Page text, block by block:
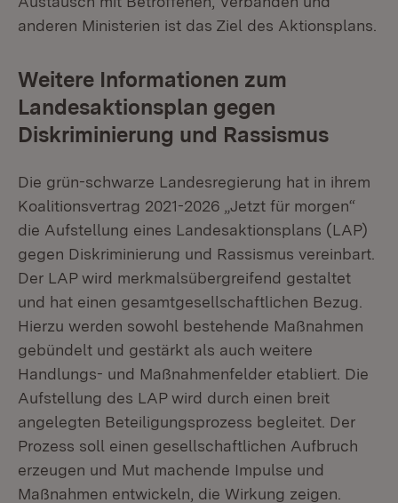
anderen Ministerien ist das Ziel des Aktionsplans.
Weitere Informationen zum
Landesaktionsplan gegen
Diskriminierung und Rassismus
Die grün-schwarze Landesregierung hat in ihrem
Koalitionsvertrag 2021-2026 „Jetzt für morgen“
die Aufstellung eines Landesaktionsplans (LAP)
gegen Diskriminierung und Rassismus vereinbart.
Der LAP wird merkmalsübergreifend gestaltet
und hat einen gesamtgesellschaftlichen Bezug.
Hierzu werden sowohl bestehende Maßnahmen
gebündelt und gestärkt als auch weitere
Handlungs- und Maßnahmenfelder etabliert. Die
Aufstellung des LAP wird durch einen breit
angelegten Beteiligungsprozess begleitet. Der
Prozess soll einen gesellschaftlichen Aufbruch
erzeugen und Mut machende Impulse und
Maßnahmen entwickeln, die Wirkung zeigen.